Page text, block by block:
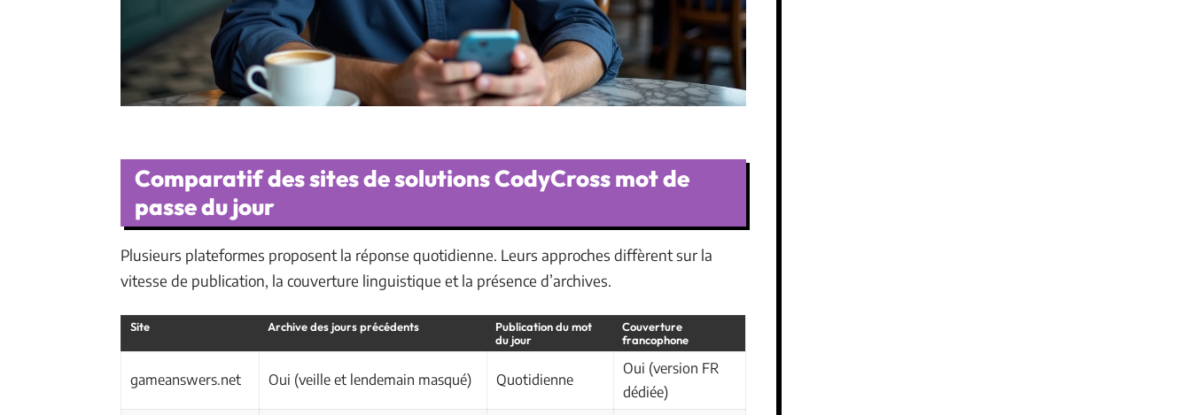
Comparatif des sites de solutions CodyCross mot de
passe du jour
Plusieurs plateformes proposent la réponse quotidienne. Leurs approches diffèrent sur la
vitesse de publication, la couverture linguistique et la présence d’archives.
Site Archive des jours précédents
Publication du mot
du jour
Couverture
francophone
gameanswers.net Oui (veille et lendemain masqué) Quotidienne
Oui (version FR
dédiée)